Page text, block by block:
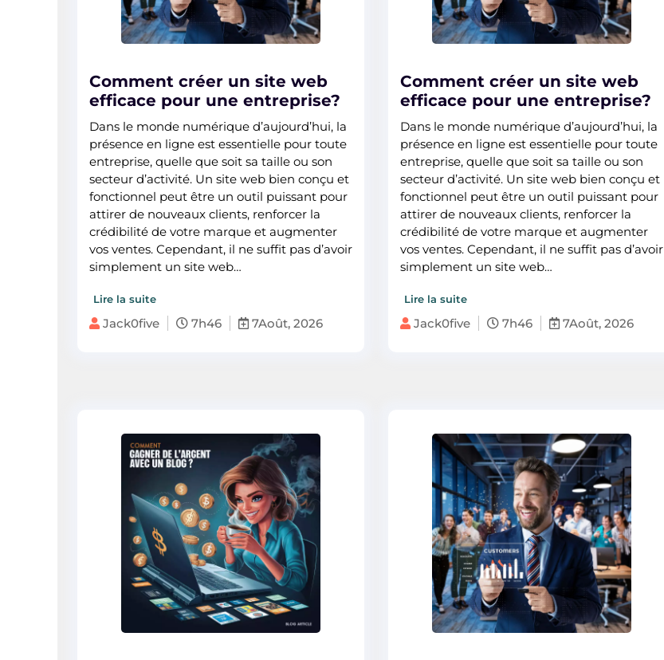
Comment créer un site web
efficace pour une entreprise?
Dans le monde numérique d’aujourd’hui, la
présence en ligne est essentielle pour toute
entreprise, quelle que soit sa taille ou son
secteur d’activité. Un site web bien conçu et
fonctionnel peut être un outil puissant pour
attirer de nouveaux clients, renforcer la
crédibilité de votre marque et augmenter
vos ventes. Cependant, il ne suffit pas d’avoir
simplement un site web…
Lire la suite
Jack0five 7h46 7Août, 2026
Comment créer un site web
efficace pour une entreprise?
Dans le monde numérique d’aujourd’hui, la
présence en ligne est essentielle pour toute
entreprise, quelle que soit sa taille ou son
secteur d’activité. Un site web bien conçu et
fonctionnel peut être un outil puissant pour
attirer de nouveaux clients, renforcer la
crédibilité de votre marque et augmenter
vos ventes. Cependant, il ne suffit pas d’avoir
simplement un site web…
Lire la suite
Jack0five 7h46 7Août, 2026